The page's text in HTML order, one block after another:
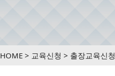
HOME > 교육신청 > 출장교육신청